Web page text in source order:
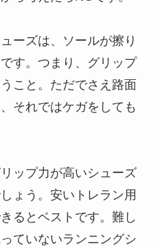
ーズは、ソールが擦り
す。つまり、グリップ
こと。ただでさえ路面
それではケガをしても
ップ力が高いシューズ
ょう。安いトレラン用
るとベストです。難し
ていないランニングシ